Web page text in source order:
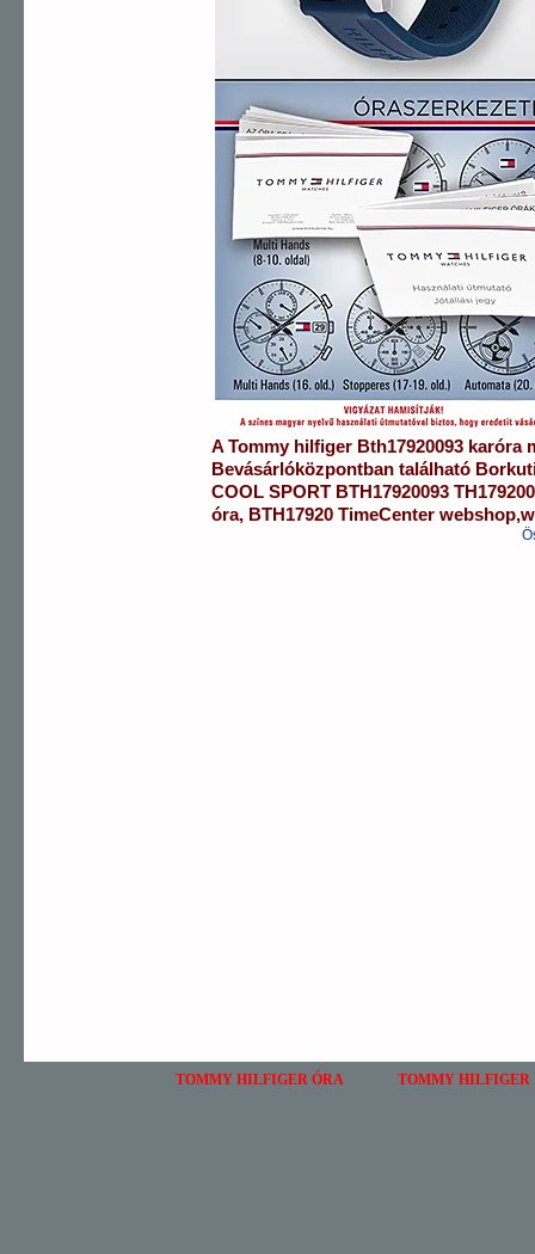
ATommy hilfiger Bth17920093 karóra
Bevásárlóközpontban található
COOL SPORT BTH17920093
óra, BTH17920 TimeCenter webshop,
TOMMY HILFIGER ÓRA TOMMY HILFIGER